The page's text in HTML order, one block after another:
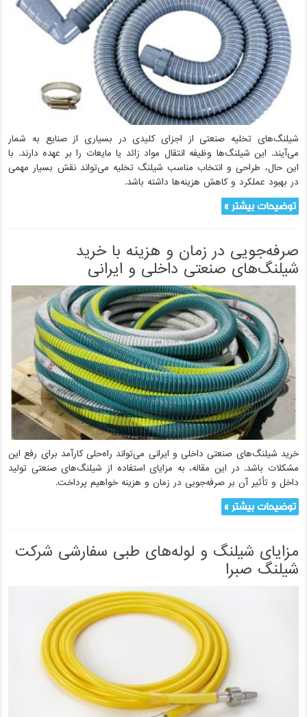
شیلنگ‌های تخلیه صنعتی از اجزای کلیدی در بسیاری از صنایع به شمار
می‌آیند. این شیلنگ‌ها وظیفه انتقال مواد زائد یا مایعات را بر عهده دارند. با
این حال، طراحی و انتخاب مناسب شیلنگ تخلیه می‌تواند نقش بسیار مهمی
در بهبود عملکرد و کاهش هزینه‌ها داشته باشد.
توضیحات بیشتر »
صرفه‌جویی در زمان و هزینه با خرید
شیلنگ‌های صنعتی داخلی و ایرانی
خرید شیلنگ‌های صنعتی داخلی و ایرانی می‌تواند راه‌حلی کارآمد برای رفع این
مشکلات باشد. در این مقاله، به مزایای استفاده از شیلنگ‌های صنعتی تولید
داخل و تأثیر آن بر صرفه‌جویی در زمان و هزینه خواهیم پرداخت.
توضیحات بیشتر »
مزایای شیلنگ و لوله‌های طبی سفارشی شرکت
شیلنگ صبرا